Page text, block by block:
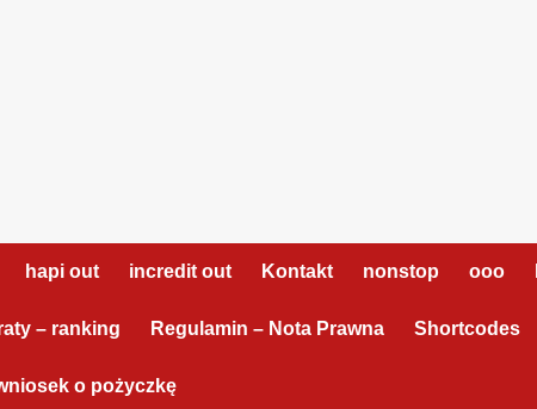
hapi out incredit out Kontakt nonstop ooo
– ranking Regulamin – Nota Prawna Shortcodes
o pożyczkę